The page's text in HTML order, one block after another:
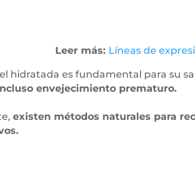
Leer más: Líneas de
hidratada es fundamental para su
envejecimiento prematuro.
existen métodos naturales para